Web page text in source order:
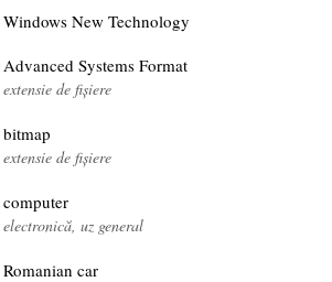
Windows New Technology
Advanced Systems Format
extensie de fișiere
bitmap
extensie de fișiere
computer
electronică, uz general
Romanian car